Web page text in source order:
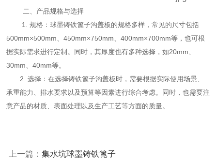
二、产品规格与选择
1. 规格：球墨铸铁篦子沟盖板的规格多样，常见的尺寸包括
500mm×500mm、450mm×750mm、400mm×700mm等，也可根
据实际需求进行定制。同时，其厚度也有多种选择，如20mm、
30mm、40mm等。
2. 选择：在选择铸铁篦子沟盖板时，需要根据实际使用场景、
承重能力、排水要求以及预算等因素进行综合考虑。同时，也需要注
意产品的材质、表面处理以及生产工艺等方面的质量。
上一篇： 集水坑球墨铸铁篦子